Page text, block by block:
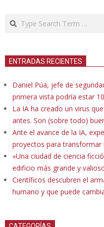
Search
ENTRADAS RECIENTES
Daniel Púa, jefe de
primera vista podría estar
La IA ha creado un virus
antes. Son (sobre todo)
Ante el avance de la IA,
proyectos para transformar
«Una ciudad de ciencia
edificio más grande y
Científicos descubren el
humano y que puede